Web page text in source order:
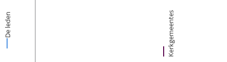
De leden Kerkgemeentes